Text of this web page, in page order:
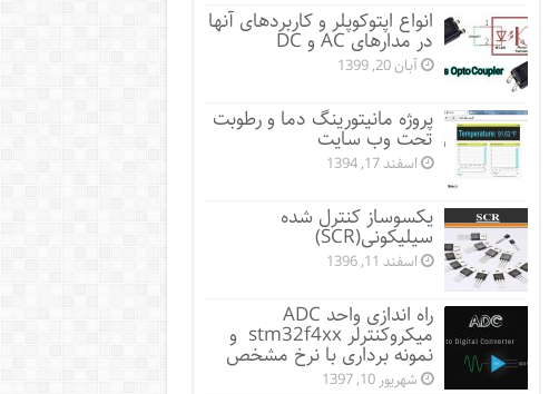
انواع اپتوکوپلر و کاربردهای آنها
در مدارهای AC و DC
آبان 20, 1399
پروژه مانيتورينگ دما و رطوبت
تحت وب سایت
اسفند 17, 1394
یکسوساز کنترل شده
سیلیکونی(SCR)
اسفند 11, 1396
راه اندازی واحد ADC
میکروکنترلر stm32f4xx و
نمونه برداری با نرخ مشخص
شهریور 10, 1397